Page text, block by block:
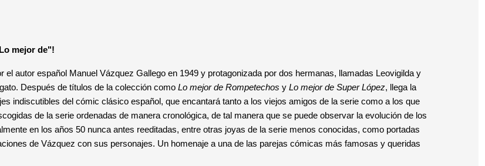
mejor de"!
autor español Manuel Vázquez Gallego en 1949 y protagonizada por dos hermanas, llamadas Leovigilda y
Después de títulos de la colección como Lo mejor de Rompetechos y Lo mejor de Super López, llega la
indiscutibles del cómic clásico español, que encantará tanto a los viejos amigos de la serie como a los que
de la serie ordenadas de manera cronológica, de tal manera que se puede observar la evolución de los
en los años 50 nunca antes reeditadas, entre otras joyas de la serie menos conocidas, como portadas
de Vázquez con sus personajes. Un homenaje a una de las parejas cómicas más famosas y queridas